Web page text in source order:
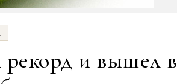
и вышел в